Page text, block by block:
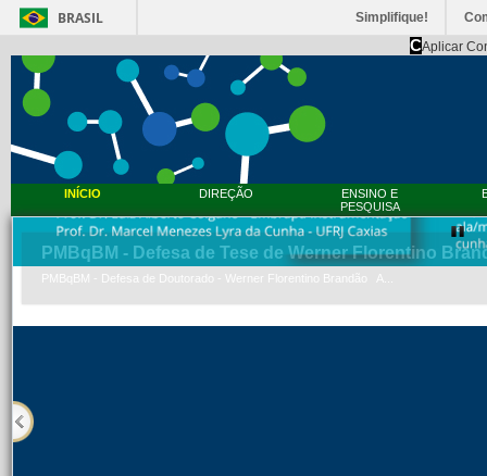
BRASIL Simplifique!
CAplicar
INÍCIO DIREÇÃO
ENSINO E
PESQUISA